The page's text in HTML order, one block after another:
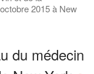
2015 à New
du médecin